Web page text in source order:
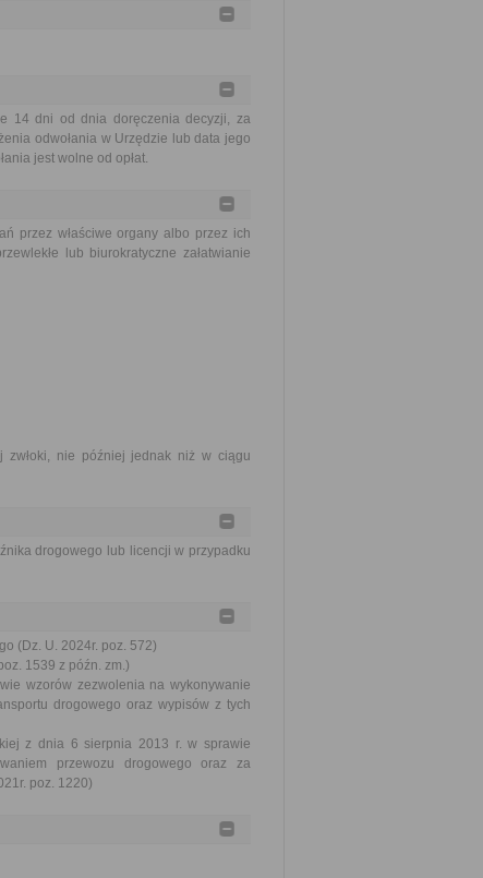
14 dni od dnia doręczenia decyzji, za
odwołania w Urzędzie lub data jego
jest wolne od opłat.
przez właściwe organy albo przez ich
lub biurokratyczne załatwianie
zwłoki, nie później jednak niż w ciągu
drogowego lub licencji w przypadku
(Dz. U. 2024r. poz. 572)
1539 z późn. zm.)
wzorów zezwolenia na wykonywanie
drogowego oraz wypisów z tych
z dnia 6 sierpnia 2013 r. w sprawie
przewozu drogowego oraz za
poz. 1220)